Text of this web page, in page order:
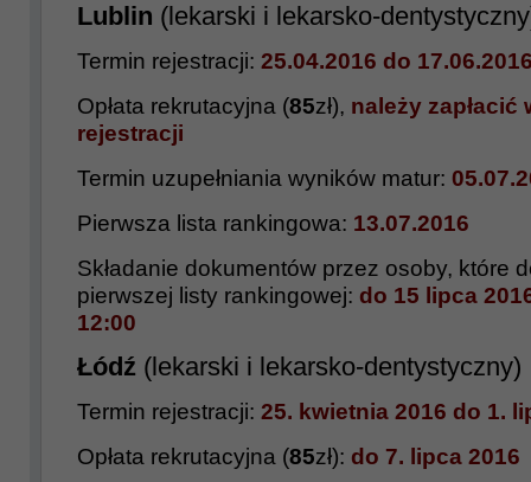
Lublin (lekarski i lekarsko-
Termin rejestracji: 25.04.2016 do
Opłata rekrutacyjna (85zł), należy zapłacić
rejestracji
Termin uzupełniania wyników matur:
Pierwsza lista rankingowa: 13.07.2016
Składanie dokumentów przez osoby, które
pierwszej listy rankingowej: do 15 lipca
12:00
Łódź (lekarski i lekarsko-dentystyczny)
Termin rejestracji: 25. kwietnia 2016 do 1.
Opłata rekrutacyjna (85zł): do 7. lipca 2016